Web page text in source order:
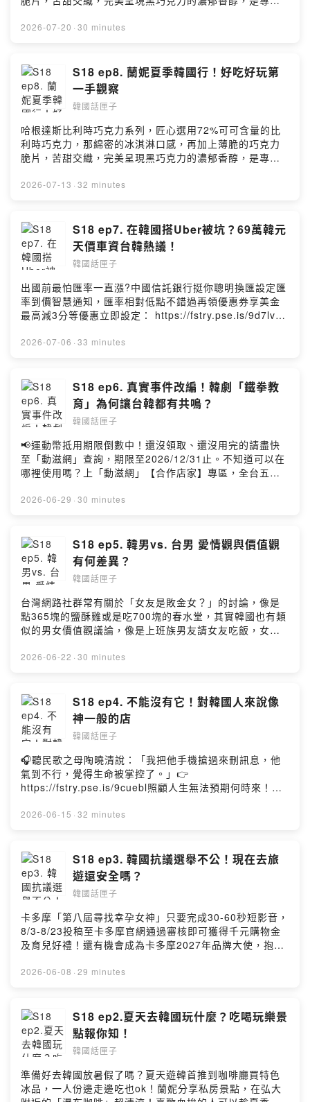
—— 以上為 Firstory Podcast 廣告 ——媒體報導「韓國
交通費和日常雜支就要台幣3到4萬，能存下來的錢很有
限！但也有一對韓國雙薪夫妻公開家計簿，自豪靠省吃儉
用存錢引發大眾議論！到底在韓國還是台灣比較容易過活
存錢？聽索尼客和蘭妮分析！加入會員，支持節目：
https://koreanbox.firstory.io/join留言告訴我你對這一集
的想法：
https://open.firstory.me/user/ckljhh3g6w9w008852mfj
t7ot/commentsPowered by Firstory Hosting
2026-07-20 · 30 minutes
S18 ep8. 蘭妮夏季韓國行！好吃好玩第
一手觀察
韓國話匣子
哈根達斯比利時巧克力系列，匠心選用72%可可含量的比
利時巧克力，那綿密的冰淇淋口感，再加上薄脆的巧克力
脆片，苦甜交織，完美呈現黑巧克力的濃郁香醇，是專屬
—— 以上為 Firstory Podcast 廣告 ——夏天到韓國玩什
棟超好逛！東大門Doota新開的Olive Young分店開到凌晨
12點，想買美妝不怕人擠人！景福宮期間限定夜間開放，
和白天不同的氛圍，推薦租借韓服找專業攝影師外拍，留
下美好回憶！更多韓國旅行分享就在本集的韓國話匣子！
加入會員，支持節目： https://koreanbox.firstory.io/join
留言告訴我你對這一集的想法：
https://open.firstory.me/user/ckljhh3g6w9w008852mfj
t7ot/commentsPowered by Firstory Hosting
2026-07-13 · 32 minutes
S18 ep7. 在韓國搭Uber被坑？69萬韓元
天價車資台韓熱議！
韓國話匣子
出國前最怕匯率一直漲?中國信託銀行挺你聰明換匯設定匯
率到價智慧通知，匯率相對低點不錯過再領優惠券享美金
最高減3分等優惠立即設定： https://fstry.pse.is/9d7lvr
情況審慎投資。完整注意事項詳見網站資訊。—— 以上為
資，是「從南韓坐到北韓嗎？」事件傳到韓國論壇引起熱
議，韓國媒體找到該名司機，稱自己不小心多按了一個0，
台韓反應兩樣情！韓國常見的旅遊糾紛還有明洞購物陷
阱、醫美不實加價、酒吧低消爭議...旅客該如何自保避免
被坑，請聽本集的韓國話匣子！加入會員，支持節目：
https://koreanbox.firstory.io/join留言告訴我你對這一集
的想法：
https://open.firstory.me/user/ckljhh3g6w9w008852mfj
t7ot/commentsPowered by Firstory Hosting
2026-07-06 · 33 minutes
S18 ep6. 真實事件改編！韓劇「鐵拳教
育」為何讓台韓都有共鳴？
韓國話匣子
📢運動幣抵用期限倒數中！還沒領取、還沒用完的請盡快
至「動滋網」查詢，期限至2026/12/31止。不知道可以在
哪裡使用嗎？上「動滋網」【合作店家】專區，全台五千
https://fstry.pse.is/9epcv6—— 以上為 FMTaiwan 與
韓國校園霸凌、老師處於弱勢的現況！劇中考生為了提高
注意力服用的「聰明藥」不是虛構，甚至傳出在台灣缺
貨！？主角金武烈等人因戲暴紅，第二季令人期待！你看
過了嗎？歡迎留言和我們分享！加入會員，支持節目：
https://koreanbox.firstory.io/join留言告訴我你對這一集
的想法：
https://open.firstory.me/user/ckljhh3g6w9w008852mfj
t7ot/commentsPowered by Firstory Hosting
2026-06-29 · 30 minutes
S18 ep5. 韓男vs. 台男 愛情觀與價值觀
有何差異？
韓國話匣子
台灣網路社群常有關於「女友是敗金女？」的討論，像是
點365塊的鹽酥雞或是吃700塊的春水堂，其實韓國也有類
似的男女價值觀議論，像是上班族男友請女友吃飯，女生
包被女友嫌不夠高級，就收回退貨提分手！台灣和韓國男
訴我你對這一集的想法：
https://open.firstory.me/user/ckljhh3g6w9w008852mfj
t7ot/commentsPowered by Firstory Hosting
2026-06-22 · 30 minutes
S18 ep4. 不能沒有它！對韓國人來說像
神一般的店
韓國話匣子
🎧聽民歌之母陶曉清說：「我把他手機搶過來刪訊息，他
氣到不行，覺得生命被掌控了。」👉
https://fstry.pse.is/9cuebl照顧人生無法預期何時來！
點擊連結，讓我們有機會不在照顧困境掙扎。—— 以上為
一站搞定！韓國三大超商CU、GS25還有7-11也是生活必
需！三大平價咖啡店供應韓國人不能不喝的冰美式！還有
哪些品牌上榜？聽蘭妮和索尼客分享！加入會員，支持節
目： https://koreanbox.firstory.io/join留言告訴我你對這
一集的想法：
https://open.firstory.me/user/ckljhh3g6w9w008852mfj
t7ot/commentsPowered by Firstory Hosting
2026-06-15 · 32 minutes
S18 ep3. 韓國抗議選舉不公！現在去旅
遊還安全嗎？
韓國話匣子
卡多摩「第八屆尋找幸孕女神」只要完成30-60秒短影音，
8/3-8/23投稿至卡多摩官網通過審核即可獲得千元購物金
及育兒好禮！還有機會成為卡多摩2027年品牌大使，抱回
https://fstry.pse.is/9dt326—— 以上為播客煮與 Firstory
索尼客在地第一手觀察來解答！韓國旅遊新體驗，結合交
通卡和支付功能的除了wowpass還有其他選擇！換匯方式
也更多元了，24小時機台好方便！更多精彩內容就在本集
的韓國話匣子！加入會員，支持節目：
https://koreanbox.firstory.io/join留言告訴我你對這一集
的想法：
https://open.firstory.me/user/ckljhh3g6w9w008852mfj
2026-06-08 · 29 minutes
S18 ep2.夏天去韓國玩什麼？吃喝玩樂景
點報你知！
韓國話匣子
準備好去韓國放暑假了嗎？夏天遊韓首推到咖啡廳買特色
冰品，一人份邊走邊吃也ok！蘭妮分享私房景點，在弘大